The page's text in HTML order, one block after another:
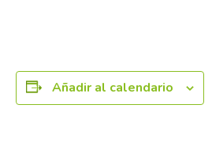
Añadir al calendario